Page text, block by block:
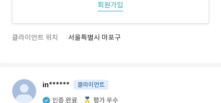
회원가입
클라이언트 위치 서울특별시 마포구
in****** 클라이언트
인증 완료 평가 우수